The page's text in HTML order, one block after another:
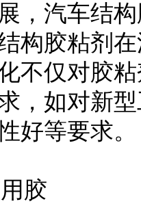
，汽车结
构胶粘剂
不仅对胶
，如对新
好等要求。
胶